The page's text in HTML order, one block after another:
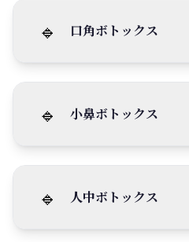
🔹 口角ボトックス
🔹 小鼻ボトックス
🔹 人中ボトックス